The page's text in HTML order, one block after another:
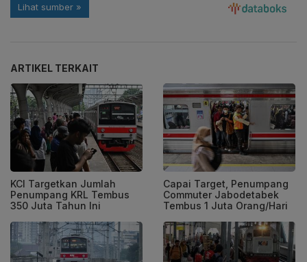
ARTIKEL TERKAIT
KCI Targetkan Jumlah
Penumpang KRL Tembus
350 Juta Tahun Ini
Capai Target, Penumpang
Commuter Jabodetabek
Tembus 1 Juta Orang/Hari